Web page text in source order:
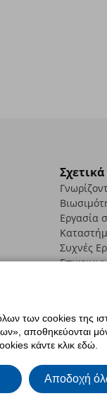
Εργασία
Συχνές
προσβασιμότητας
των cookies της
αποθηκεύονται
κάντε κλικ εδώ.
Αποδοχή